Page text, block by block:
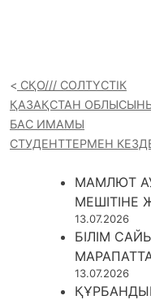
СҚО/// СОЛТҮСТІК
ҚАЗАҚСТАН
БАС ИМАМЫ
СТУДЕНТТЕРМЕН
МАМЛЮТ
МЕШІТІНЕ
13.07.2026
БІЛІМ
13.07.2026